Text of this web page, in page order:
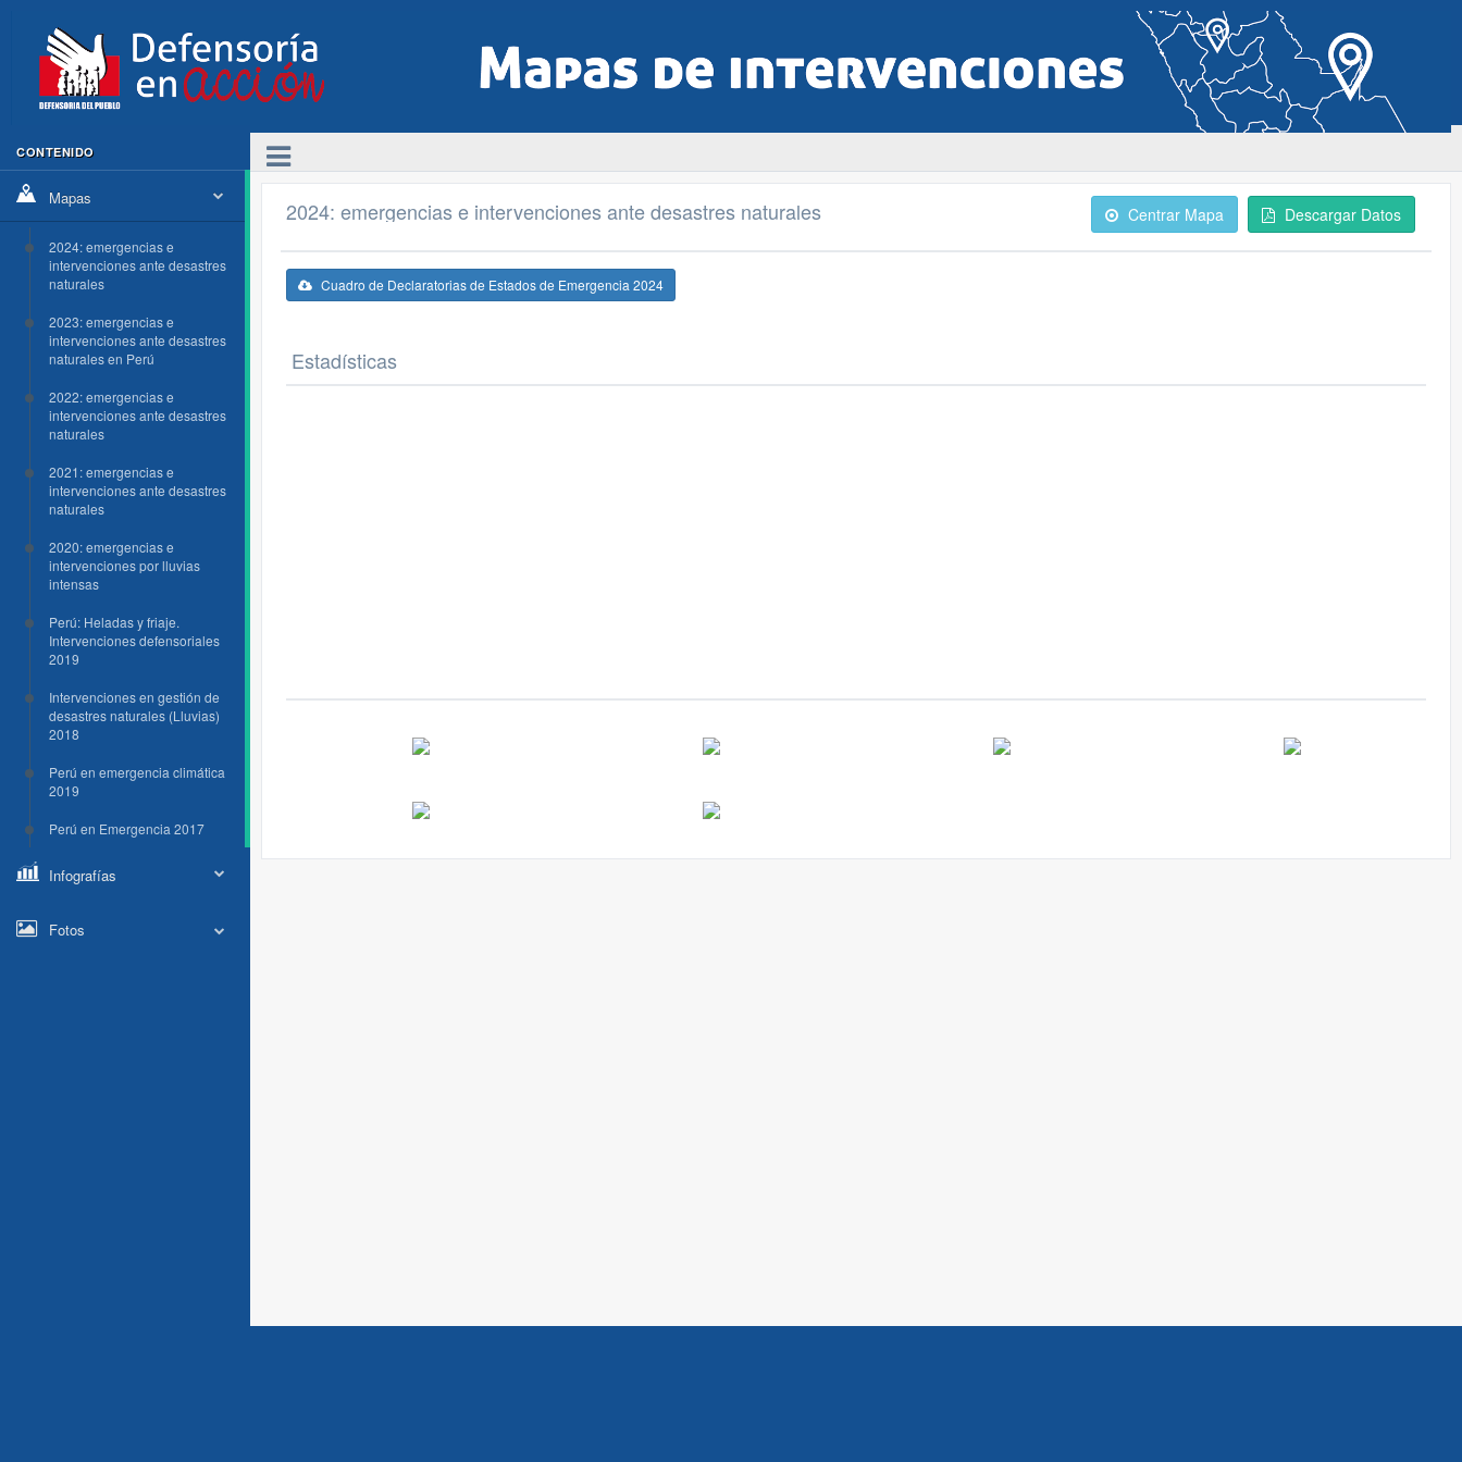
CONTENIDO
Mapas
2024: emergencias e
intervenciones ante desastres
naturales
2023: emergencias e
intervenciones ante desastres
naturales en Perú
2022: emergencias e
intervenciones ante desastres
naturales
2021: emergencias e
intervenciones ante desastres
naturales
2020: emergencias e
intervenciones por lluvias
intensas
Perú: Heladas y friaje.
Intervenciones defensoriales
2019
Intervenciones en gestión de
desastres naturales (Lluvias)
2018
Perú en emergencia climática
2019
Perú en Emergencia 2017
Infografías
Fotos
2024: emergencias e intervenciones ante desastres naturales Centrar Mapa Descargar Datos
Cuadro de Declaratorias de Estados de Emergencia 2024
Estadísticas